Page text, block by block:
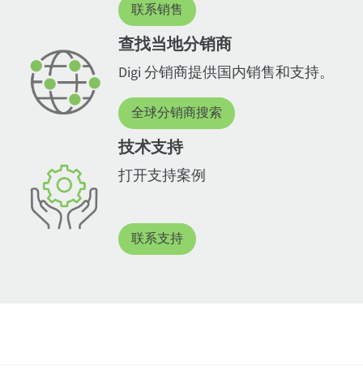
联系销售
查找当地分销商
Digi 分销商提供国内销售和支持。
全球分销商搜索
技术支持
打开支持案例
联系支持